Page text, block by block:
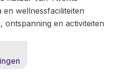
en wellnessfaciliteiten
ontspanning en activiteiten